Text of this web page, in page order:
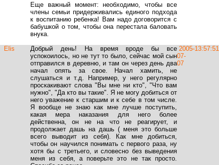
Еще важный момент: необходимо, чтобы все
члены семьи придерживались единого подхода
к воспитанию ребенка! Вам надо договорится с
бабушкой о том, чтобы она перестала баловать
внука.
Elis
Добрый день! На время вроде бы все
успокоилось, но не тут то было, сейчас мой сын
отправился в деревню, и там он через день два
начал опять за свое. Начал хамить, не
слушаться и т.д. Например, у него регулярно
проскакивают слова "Вы мне ни кто", "Что вам
нужно", "Да кто вы такие". Я не могу добиться от
него уважение к старшим и к себе в том числе.
Я вообще не знаю как мне лучше поступить,
какая мера наказания для него более
действенна, он не на что не реагирует, и
продолжает дашь на дашь ( меня это больше
всего выводит из себя). Как мне добиться,
чтобы он научился понимать с первого раза, ну
хотя бы с третьего, и словесно без выведения
меня из себя, а поверьте это не так просто.
2005-
07-
07
13:57:51